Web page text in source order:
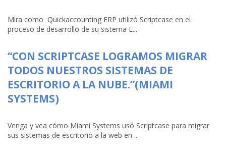
Mira como Quickaccounting ERP utilizó Scriptcase en el
proceso de desarrollo de su sistema E...
“CON SCRIPTCASE LOGRAMOS MIGRAR
TODOS NUESTROS SISTEMAS DE
ESCRITORIO A LA NUBE.”(MIAMI
SYSTEMS)
Venga y vea cómo Miami Systems usó Scriptcase para migrar
sus sistemas de escritorio a la web en ...